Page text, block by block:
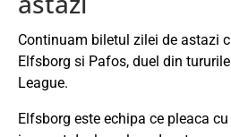
Continuam biletul zilei de astazi
Elfsborg si Pafos, duel din
League.
Elfsborg este echipa ce pleaca